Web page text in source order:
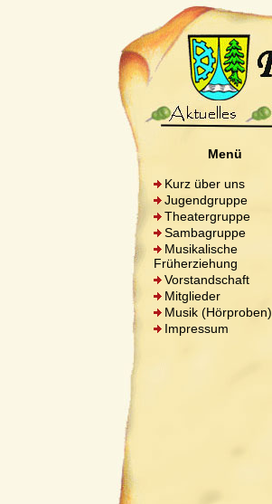
Menü
Kurz über uns
Jugendgruppe
Theatergruppe
Sambagruppe
Musikalische
Früherziehung
Vorstandschaft
Mitglieder
Musik (Hörproben)
Impressum